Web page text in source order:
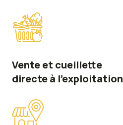
Vente et cueillette
directe à l'exploitation